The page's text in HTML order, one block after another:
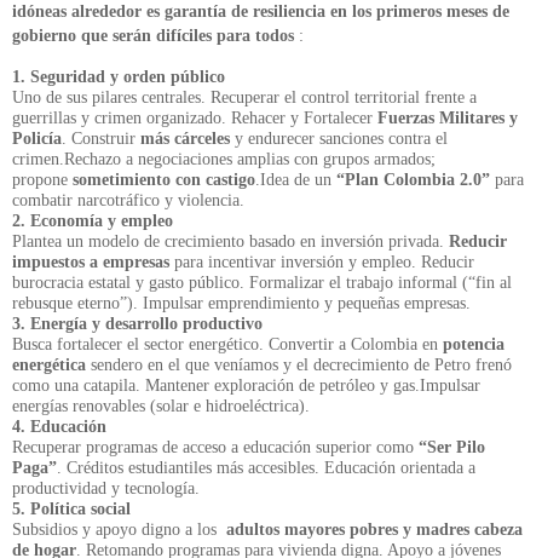
idóneas alrededor es garantía de resiliencia en los primeros meses de
gobierno que serán difíciles para todos :
1. Seguridad y orden público
Uno de sus pilares centrales. Recuperar el control territorial frente a
guerrillas y crimen organizado. Rehacer y Fortalecer Fuerzas Militares y
Policía . Construir más cárceles y endurecer sanciones contra el
crimen.Rechazo a negociaciones amplias con grupos armados;
propone sometimiento con castigo .Idea de un “Plan Colombia 2.0” para
combatir narcotráfico y violencia.
2. Economía y empleo
Plantea un modelo de crecimiento basado en inversión privada. Reducir
impuestos a empresas para incentivar inversión y empleo. Reducir
burocracia estatal y gasto público. Formalizar el trabajo informal (“fin al
rebusque eterno”). Impulsar emprendimiento y pequeñas empresas.
3. Energía y desarrollo productivo
Busca fortalecer el sector energético. Convertir a Colombia en potencia
energética sendero en el que veníamos y el decrecimiento de Petro frenó
como una catapila. Mantener exploración de petróleo y gas.Impulsar
energías renovables (solar e hidroeléctrica).
4. Educación
Recuperar programas de acceso a educación superior como “Ser Pilo
Paga” . Créditos estudiantiles más accesibles. Educación orientada a
productividad y tecnología.
5. Política social
Subsidios y apoyo digno a los adultos mayores pobres y madres cabeza
de hogar . Retomando programas para vivienda digna. Apoyo a jóvenes